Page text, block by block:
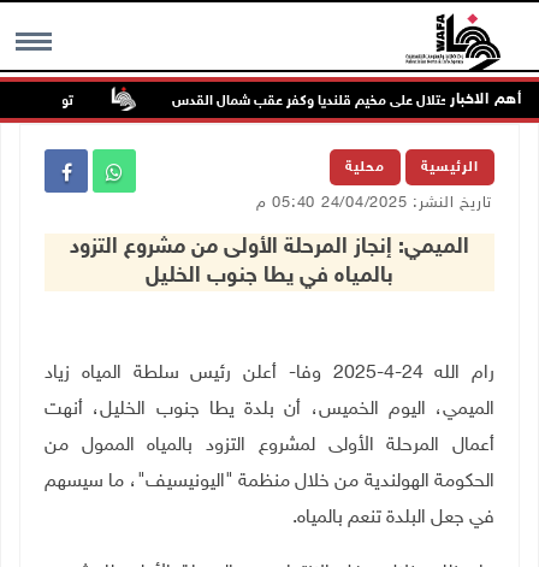
MENU أهم الاخبار تواصل
الرئيسية محلية
تاريخ النشر: 24/04/2025 05:40 م
الميمي: إنجاز المرحلة الأولى من مشروع التزود
بالمياه في يطا جنوب الخليل
رام الله 24-4-2025 وفا- أعلن رئيس سلطة المياه زياد
الميمي، اليوم الخميس، أن بلدة يطا جنوب الخليل، أنهت
أعمال المرحلة الأولى لمشروع التزود بالمياه الممول من
الحكومة الهولندية من خلال منظمة "اليونيسيف"، ما سيسهم
في جعل البلدة تنعم بالمياه.